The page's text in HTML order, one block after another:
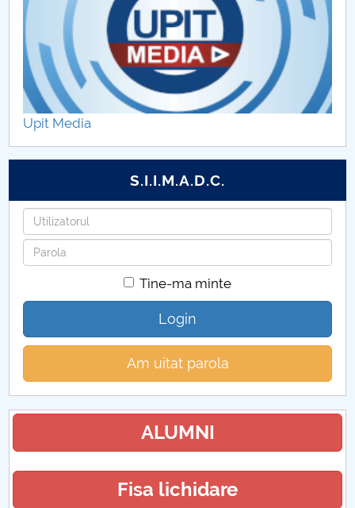
Upit Media
S.I.I.M.A.D.C.
Utilizatorul
Parola
Tine-ma minte
Login
Am uitat parola
ALUMNI
Fisa lichidare